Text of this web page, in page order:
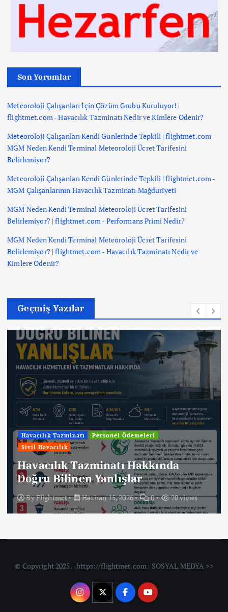
Son Yorumlar
Meteoroloji Çalışanları İçin Çözüm Grubu Kuruluyor! |
flightmet.com-Havacılık Tazminatı Nedir ve Kimlere Ödenir?
Meteoroloji Çalışanları Kendi Günlerinde Tepkili | flightmet.com-
MGM Neden Kendi Terminal Meteoroloji Ücret Tarifesini
Belirlemiyor?
Meteoroloji Çalışanları Kendi Günlerinde Tepkili | flightmet.com-
MGM Çalışanlarının Havacılık Tazminatı Mağduriyeti
MGM Neden Kendi Terminal Meteoroloji Ücret Tarifesini
Belirlemiyor? | flightmet.com- Performans Primi Nedir?
MGM Neden Kendi Terminal Meteoroloji Ücret Tarifesini
Belirlemiyor? | flightmet.com- Havacılık Tazminatı Nedir ve
Kimlere Ödenir?
Geçmiş Yazılar
Havacılık Tazminatı
Personel Ödemeleri
Sivil Havacılık
Havacılık Tazminatı Hakkında
Doğru Bilinen Yanlışlar
ByFlightmet Haziran 15, 2026 0 20 views
© Copyright 2025. | https://flightmet.com | SOSYAL MEDYA >>